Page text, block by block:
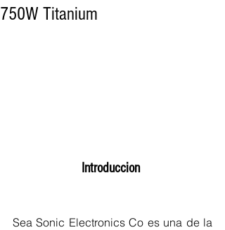
750W Titanium
Introduccion
Sea Sonic Electronics Co es una de la